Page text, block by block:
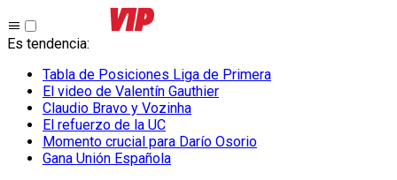
Es tendencia:
Tabla de Posiciones Liga de Primera
El video de Valentín Gauthier
Claudio Bravo y Vozinha
El refuerzo de la UC
Momento crucial para Darío Osorio
Gana Unión Española